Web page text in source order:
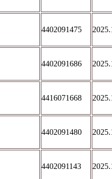
4402091475
4402091686
4416071668
4402091480
4402091143